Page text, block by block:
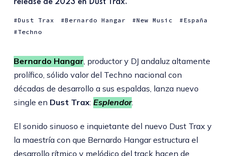
release de 2023 en Dust Trax.
Dust Trax Bernardo Hangar New Music
España
Techno
Bernardo Hangar , productor y DJ andaluz altamente
prolífico, sólido valor del Techno nacional con
décadas de desarrollo a sus espaldas, lanza nuevo
single en Dust Trax: Esplendor.
El sonido sinuoso e inquietante del nuevo Dust Trax y
la maestría con que Bernardo Hangar estructura el
desarrollo rítmico y melódico del track hacen de